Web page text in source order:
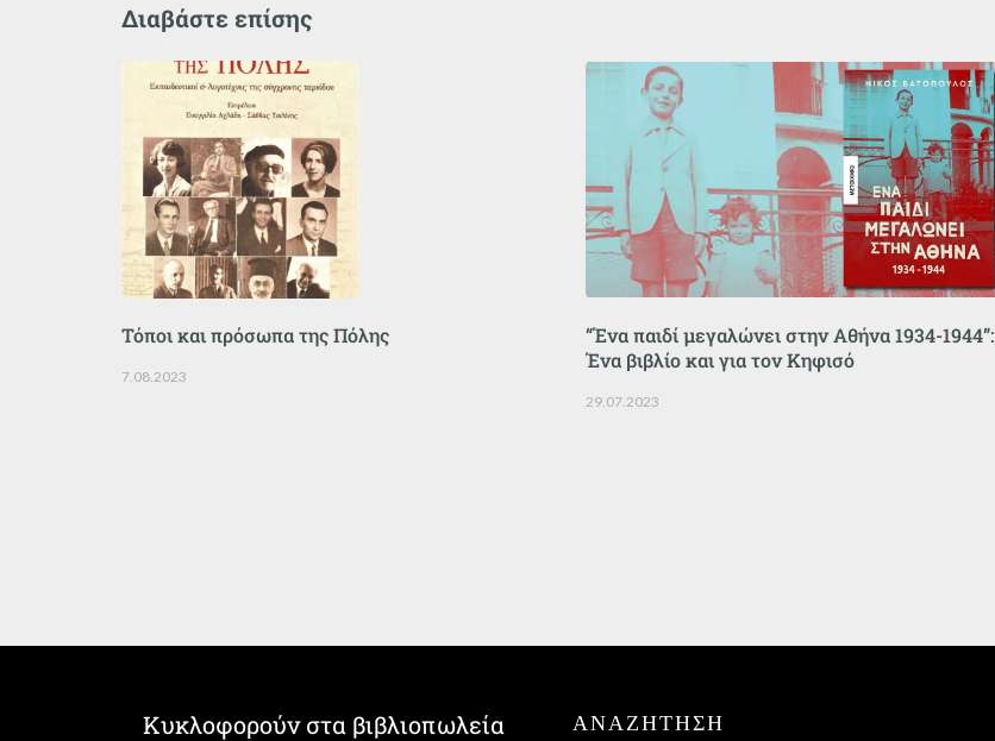
Διαβάστε επίσης
Τόποι και πρόσωπα της Πόλης
7.08.2023
“Ένα παιδί μεγαλώνει στην Αθήνα 1934-1944”:
Ένα βιβλίο και για τον Κηφισό
29.07.2023
Κυκλοφορούν στα βιβλιοπωλεία ΑΝΑΖΉΤΗΣΗ